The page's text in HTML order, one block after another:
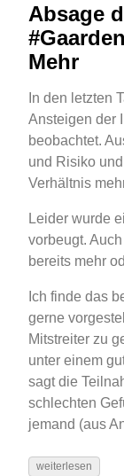
Absage
Mehr
In den letzten
Ansteigen der
beobachtet.
und Risiko
Verhältnis
Leider wurde
vorbeugt.
bereits mehr
Ich finde das
gerne
Mitstreiter zu
unter einem
sagt die
schlechten
jemand (aus
weiterlesen